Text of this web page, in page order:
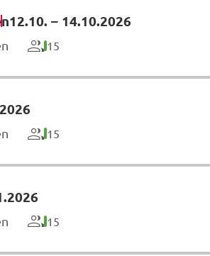
12.10. – 14.10.2026
15
15
15